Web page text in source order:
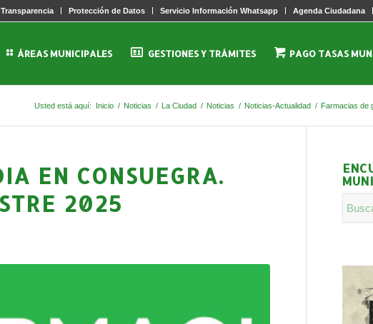
Protección de Datos Servicio Información Whatsapp Agenda Ciudadana
ÁREAS MUNICIPALES GESTIONES Y TRÁMITES PAGO TASAS
Usted está aquí: Inicio / Noticias / La Ciudad / Noticias / Noticias-Actualidad / Farmacias de
EN CONSUEGRA.
2025